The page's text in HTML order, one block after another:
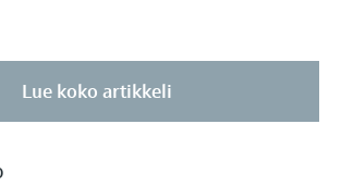
Lue koko artikkeli